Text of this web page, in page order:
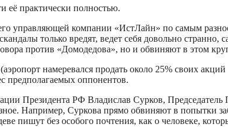
её практически полностью.
управляющей компании «ИстЛайн» по самым
только вредят, ведет себя довольно
против «Домодедова», но и обвиняют в этом
намеревался продать около 25% своих
предполагаемых оппонентов.
Президента РФ Владислав Сурков,
Например, Суркова прямо обвиняют в попытки
пишут без особого почтения, как о человеке,